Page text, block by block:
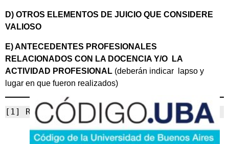
D) OTROS ELEMENTOS DE JUICIO QUE CONSIDERE
VALIOSO
E) ANTECEDENTES PROFESIONALES
RELACIONADOS CON LA DOCENCIA Y/O LA
ACTIVIDAD PROFESIONAL (deberán indicar lapso y
lugar en que fueron realizados)
[1] RESCS-2024-1068-UBA-REC